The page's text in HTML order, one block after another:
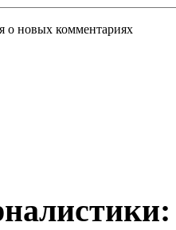
о новых комментариях